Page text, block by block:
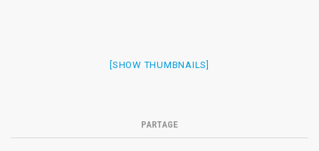
[SHOW THUMBNAILS]
PARTAGE